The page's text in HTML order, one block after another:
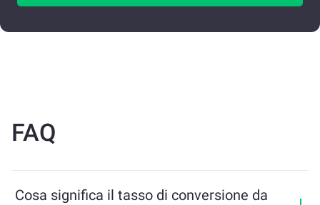
FAQ
Cosa significa il tasso di conversione da